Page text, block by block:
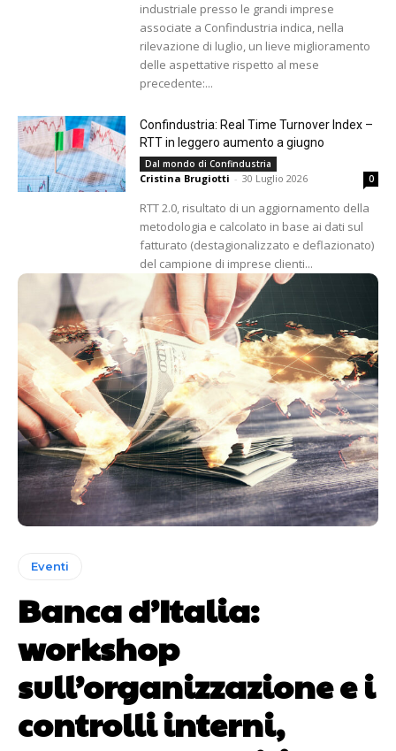
industriale presso le grandi imprese
associate a Confindustria indica, nella
rilevazione di luglio, un lieve miglioramento
delle aspettative rispetto al mese
precedente:...
Confindustria: Real Time Turnover Index –
RTT in leggero aumento a giugno
Dal mondo di Confindustria
Cristina Brugiotti - 30 Luglio 2026 0
RTT 2.0, risultato di un aggiornamento della
metodologia e calcolato in base ai dati sul
fatturato (destagionalizzato e deflazionato)
del campione di imprese clienti...
Eventi
Banca d’Italia:
workshop
sull’organizzazione e i
controlli interni,